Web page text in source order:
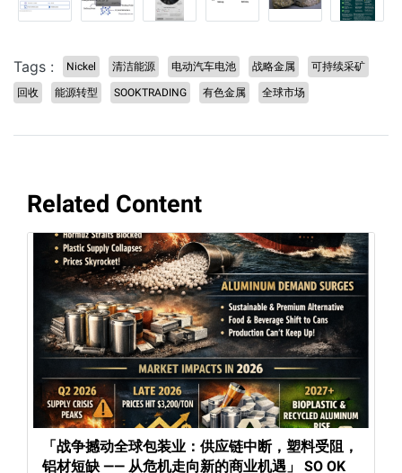
Tags : Nickel 清洁能源 电动汽车电池 战略金属 可持续采矿
回收 能源转型 SOOKTRADING 有色金属 全球市场
Related Content
「战争撼动全球包装业：供应链中断，塑料受阻，
铝材短缺 —— 从危机走向新的商业机遇」 SO OK